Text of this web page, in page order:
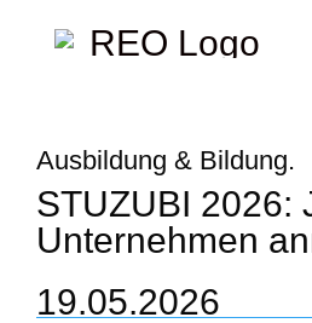
Ausbildung & Bildung.
STUZUBI 2026:
Unternehmen
19.05.2026